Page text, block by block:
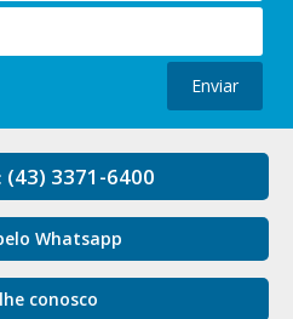
Enviar
(43) 3371-6400
Whatsapp
conosco